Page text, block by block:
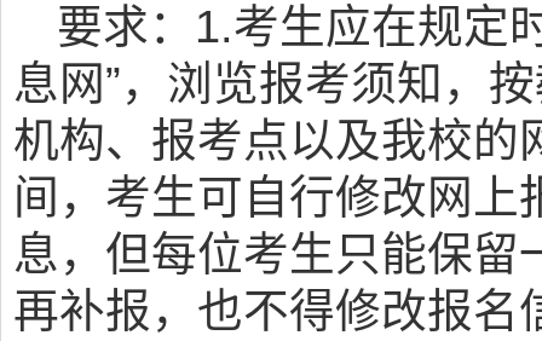
要求：1.考生应在规定
息网”，浏览报考须知，
机构、报考点以及我校的
间，考生可自行修改网
息，但每位考生只能保
再补报，也不得修改报名